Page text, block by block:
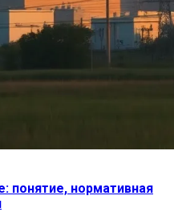
понятие, нормативная